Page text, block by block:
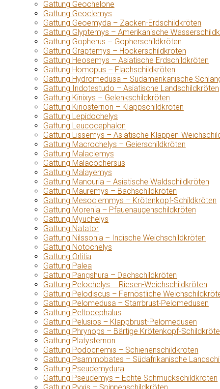
Gattung Geochelone
Gattung Geoclemys
Gattung Geoemyda – Zacken-Erdschildkröten
Gattung Glyptemys – Amerikanische
Gattung Gopherus – Gopherschildkröten
Gattung Graptemys – Höckerschildkröten
Gattung Heosemys – Asiatische Erdschildkröten
Gattung Homopus – Flachschildkröten
Gattung Hydromedusa – Südamerikanische
Gattung Indotestudo – Asiatische Landschildkröten
Gattung Kinixys – Gelenkschildkröten
Gattung Kinosternon – Klappschildkröten
Gattung Lepidochelys
Gattung Leucocephalon
Gattung Lissemys – Asiatische Klappen-
Gattung Macrochelys – Geierschildkröten
Gattung Malaclemys
Gattung Malacochersus
Gattung Malayemys
Gattung Manouria – Asiatische Waldschildkröten
Gattung Mauremys – Bachschildkröten
Gattung Mesoclemmys – Krötenkopf-Schildkröten
Gattung Morenia – Pfauenaugenschildkröten
Gattung Myuchelys
Gattung Natator
Gattung Nilssonia – Indische Weichschildkröten
Gattung Notochelys
Gattung Orlitia
Gattung Palea
Gattung Pangshura – Dachschildkröten
Gattung Pelochelys – Riesen-Weichschildkröten
Gattung Pelodiscus – Fernöstliche
Gattung Pelomedusa – Starrbrust-Pelomedusen
Gattung Peltocephalus
Gattung Pelusios – Klappbrust-Pelomedusen
Gattung Phrynops – Bärtige Krötenkopf-
Gattung Platysternon
Gattung Podocnemis – Schienenschildkröten
Gattung Psammobates – Südafrikanische
Gattung Pseudemydura
Gattung Pseudemys – Echte Schmuckschildkröten